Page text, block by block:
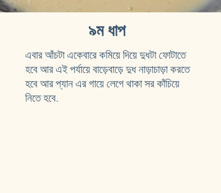
৯ম ধাপ
এবার আঁচটা একেবারে কমিয়ে দিয়ে দুধটা ফোটাতে
হবে আর এই পর্যায়ে বাড়েবাড়ে দুধ নাড়াচাড়া করতে
হবে আর প্যান এর গায়ে লেগে থাকা সর কাঁচিয়ে
নিতে হবে.